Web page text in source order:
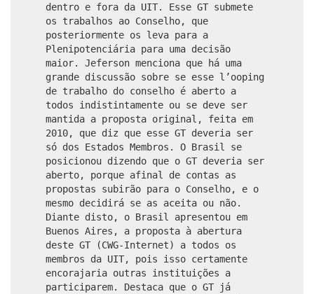
dentro e fora da UIT. Esse GT submete
os trabalhos ao Conselho, que
posteriormente os leva para a
Plenipotenciária para uma decisão
maior. Jeferson menciona que há uma
grande discussão sobre se esse l’ooping
de trabalho do conselho é aberto a
todos indistintamente ou se deve ser
mantida a proposta original, feita em
2010, que diz que esse GT deveria ser
só dos Estados Membros. O Brasil se
posicionou dizendo que o GT deveria ser
aberto, porque afinal de contas as
propostas subirão para o Conselho, e o
mesmo decidirá se as aceita ou não.
Diante disto, o Brasil apresentou em
Buenos Aires, a proposta à abertura
deste GT (CWG-Internet) a todos os
membros da UIT, pois isso certamente
encorajaria outras instituições a
participarem. Destaca que o GT já